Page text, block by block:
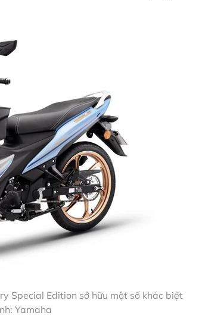
Special Edition sở hữu một số khác biệt
Yamaha